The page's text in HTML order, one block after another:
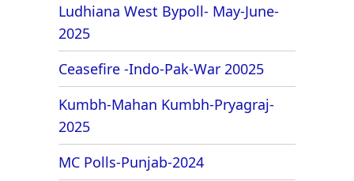
Ludhiana West Bypoll- May-June-
2025
Ceasefire -Indo-Pak-War 20025
Kumbh-Mahan Kumbh-Pryagraj-
2025
MC Polls-Punjab-2024